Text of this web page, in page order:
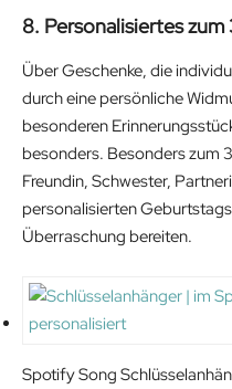
c
4
0
€
e
4
2
.
8. Personalisiertes
Über Geschenke, die
durch eine persönliche
besonderen
besonders. Besonders zum
Freundin, Schwester,
personalisierten
Überraschung bereiten.
Spotify Song